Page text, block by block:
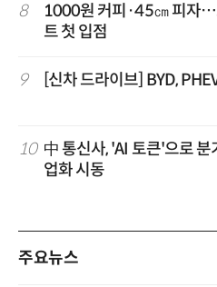
8
1000원 커피·45㎝ 피자
트 첫 입점
9 [신차 드라이브] BYD,
10 中 통신사, 'AI 토큰'으로
업화 시동
주요뉴스